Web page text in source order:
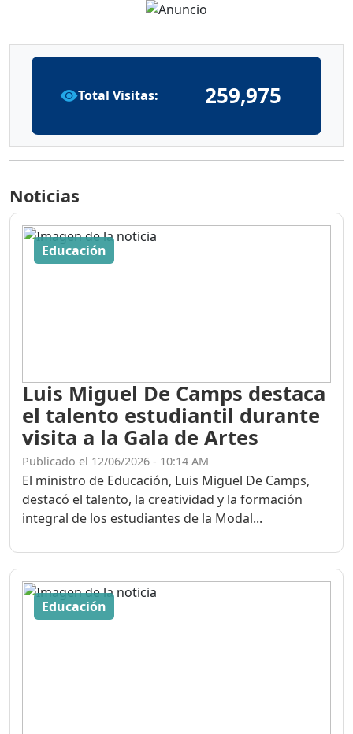
Total Visitas: 259,975
Noticias
Educación
Luis Miguel De Camps destaca
el talento estudiantil durante
visita a la Gala de Artes
Publicado el 12/06/2026 - 10:14 AM
El ministro de Educación, Luis Miguel De Camps,
destacó el talento, la creatividad y la formación
integral de los estudiantes de la Modal...
Educación